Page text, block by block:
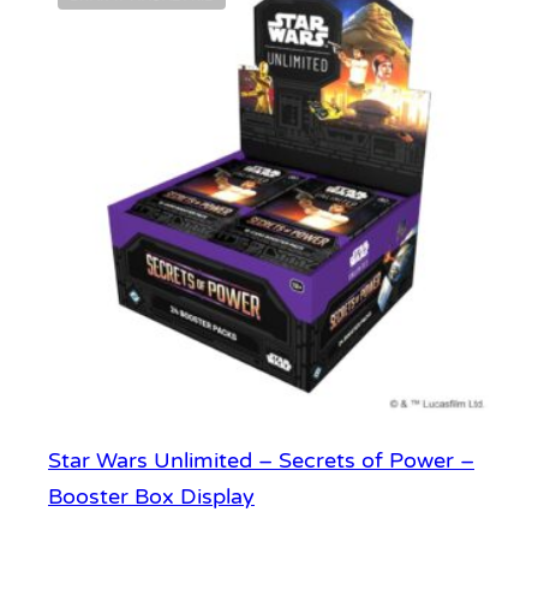
Star Wars Unlimited – Secrets of Power –
Booster Box Display